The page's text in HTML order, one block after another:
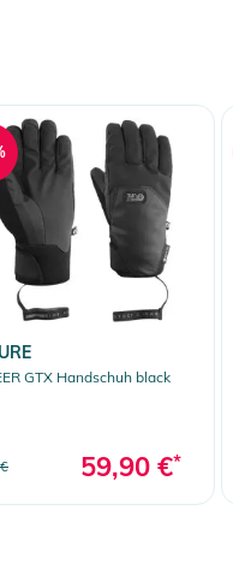
GTX Handschuh black
59,90 €*